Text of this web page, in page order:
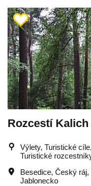
Rozcestí Kalich
Výlety, Turistické
Turistické
Besedice, Český ráj,
Jablonecko